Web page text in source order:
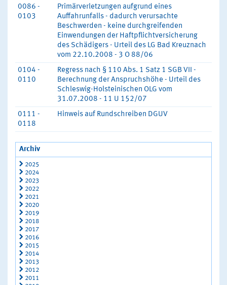
0086 -
0103
Primärverletzungen aufgrund eines
Auffahrunfalls - dadurch verursachte
Beschwerden - keine durchgreifenden
Einwendungen der Haftpflichtversicherung
des Schädigers - Urteil des LG Bad Kreuznach
vom 22.10.2008 - 3 O 88/06
0104 -
0110
Regress nach § 110 Abs. 1 Satz 1 SGB VII -
Berechnung der Anspruchshöhe - Urteil des
Schleswig-Holsteinischen OLG vom
31.07.2008 - 11 U 152/07
0111 -
0118
Hinweis auf Rundschreiben DGUV
Archiv
2025
2024
2023
2022
2021
2020
2019
2018
2017
2016
2015
2014
2013
2012
2011